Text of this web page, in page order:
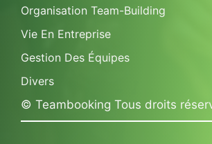
Organisation Team-Building
Vie En Entreprise
Gestion Des Équipes
Divers
© Teambooking Tous droits